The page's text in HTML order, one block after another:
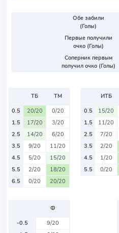
Обе забили
(Голы)
Первые получили
очко (Голы)
Соперник первым
получил очко (Голы)
ТБ
ТМ
0.5
20/20
0/20
1.5
17/20
3/20
2.5
14/20
6/20
3.5
9/20
11/20
4.5
5/20
15/20
5.5
2/20
18/20
6.5
0/20 20/20
ИТБ
0.5
15/20
1.5
11/20
2.5
7/20
3.5
2/20
4.5
1/20
5.5
0/20
Ф
-0.5
9/20